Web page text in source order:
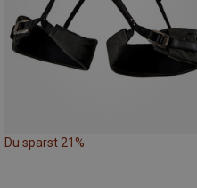
Du sparst 21%